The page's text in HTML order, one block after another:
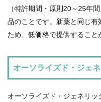
申
請
書
一
よ
く
る
質
（特許期間・原則20～25年
品のことです。新薬と同じ
ため、低価格で提供すること
オーソライズド・ジェ
オーソライズド・ジェネリ